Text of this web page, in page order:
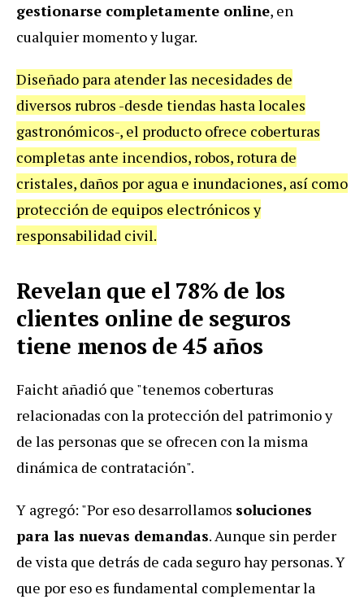
gestionarse completamente online, en
cualquier momento y lugar.
Diseñado para atender las necesidades de
diversos rubros -desde tiendas hasta locales
gastronómicos-, el producto ofrece coberturas
completas ante incendios, robos, rotura de
cristales, daños por agua e inundaciones, así como
protección de equipos electrónicos y
responsabilidad civil.
Revelan que el 78% de los
clientes online de seguros
tiene menos de 45 años
Faicht añadió que "tenemos coberturas
relacionadas con la protección del patrimonio y
de las personas que se ofrecen con la misma
dinámica de contratación".
Y agregó: "Por eso desarrollamos soluciones
para las nuevas demandas. Aunque sin perder
de vista que detrás de cada seguro hay personas. Y
que por eso es fundamental complementar la